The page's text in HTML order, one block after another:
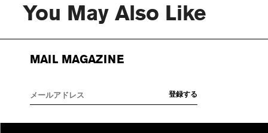
You May Also Like
MAIL MAGAZINE